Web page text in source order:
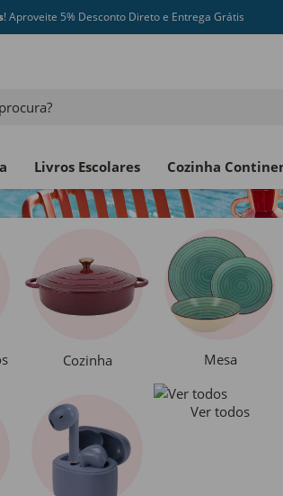
! Aproveite 5% Desconto Direto e Entrega Grátis
Livros Escolares Cozinha
Cozinha Mesa
Ver todos